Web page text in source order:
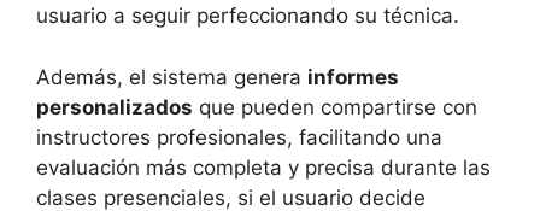
usuario a seguir perfeccionando su técnica.
Además, el sistema genera informes
personalizados que pueden compartirse con
instructores profesionales, facilitando una
evaluación más completa y precisa durante las
clases presenciales, si el usuario decide